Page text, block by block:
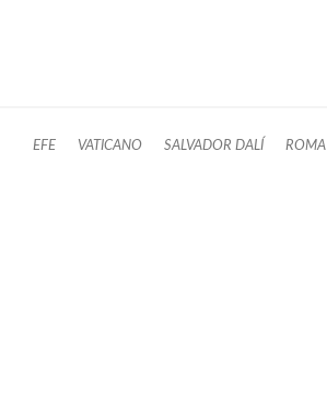
EFE VATICANO SALVADOR DALÍ ROMA